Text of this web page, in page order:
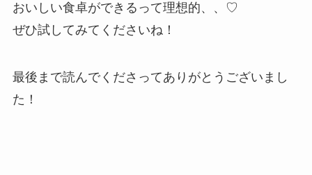
おいしい食卓ができるって理想的、、♡
ぜひ試してみてくださいね！
最後まで読んでくださってありがとうございまし
た！